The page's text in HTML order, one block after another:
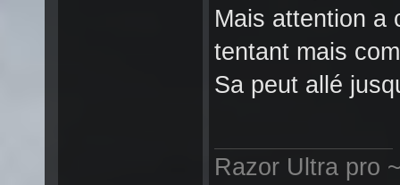
Mais attention a
tentant mais
Sa peut allé
Razor Ultra pro